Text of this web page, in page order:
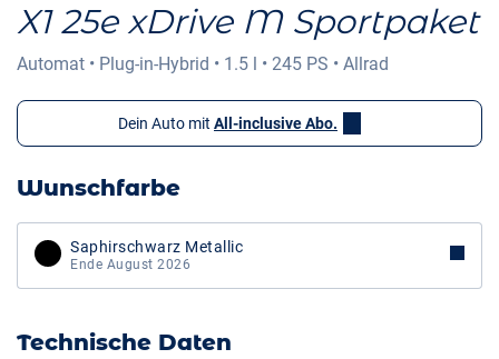
X1 25e xDrive M Sportpaket
Automat • Plug-in-Hybrid • 1.5 l • 245 PS • Allrad
Dein Auto mit All-inclusive Abo.
Wunschfarbe
Saphirschwarz Metallic
Ende August 2026
Technische Daten